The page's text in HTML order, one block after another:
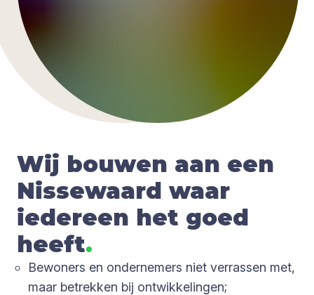
Wij bou­wen aan een
Nis­se­waard waar
ieder­een het goed
heeft.
Bewoners en ondernemers niet verrassen met,
maar betrekken bij ontwikkelingen;